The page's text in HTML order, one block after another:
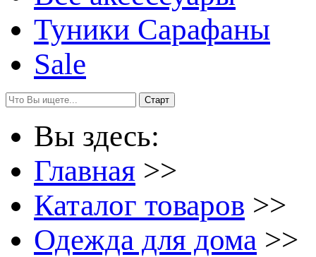
Туники Сарафаны
Sale
Вы здесь:
Главная >>
Каталог товаров >>
Одежда для дома >>